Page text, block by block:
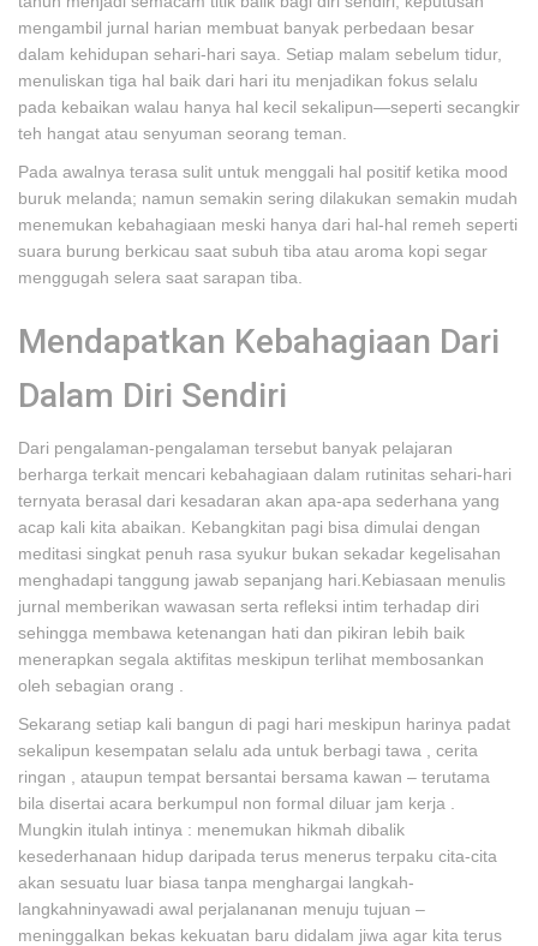
mengambil jurnal harian membuat banyak perbedaan besar
dalam kehidupan sehari-hari saya. Setiap malam sebelum tidur,
menuliskan tiga hal baik dari hari itu menjadikan fokus selalu
pada kebaikan walau hanya hal kecil sekalipun—seperti secangkir
teh hangat atau senyuman seorang teman.
Pada awalnya terasa sulit untuk menggali hal positif ketika mood
buruk melanda; namun semakin sering dilakukan semakin mudah
menemukan kebahagiaan meski hanya dari hal-hal remeh seperti
suara burung berkicau saat subuh tiba atau aroma kopi segar
menggugah selera saat sarapan tiba.
Mendapatkan Kebahagiaan Dari
Dalam Diri Sendiri
Dari pengalaman-pengalaman tersebut banyak pelajaran
berharga terkait mencari kebahagiaan dalam rutinitas sehari-hari
ternyata berasal dari kesadaran akan apa-apa sederhana yang
acap kali kita abaikan. Kebangkitan pagi bisa dimulai dengan
meditasi singkat penuh rasa syukur bukan sekadar kegelisahan
menghadapi tanggung jawab sepanjang hari.Kebiasaan menulis
jurnal memberikan wawasan serta refleksi intim terhadap diri
sehingga membawa ketenangan hati dan pikiran lebih baik
menerapkan segala aktifitas meskipun terlihat membosankan
oleh sebagian orang .
Sekarang setiap kali bangun di pagi hari meskipun harinya padat
sekalipun kesempatan selalu ada untuk berbagi tawa , cerita
ringan , ataupun tempat bersantai bersama kawan – terutama
bila disertai acara berkumpul non formal diluar jam kerja .
Mungkin itulah intinya : menemukan hikmah dibalik
kesederhanaan hidup daripada terus menerus terpaku cita-cita
akan sesuatu luar biasa tanpa menghargai langkah-
langkahninyawadi awal perjalananan menuju tujuan –
meninggalkan bekas kekuatan baru didalam jiwa agar kita terus